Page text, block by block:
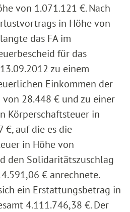
von 1.071.121 €. Nach
in Höhe von
das FA im
für das
zu einem
Einkommen der
28.448 € und zu einer
Körperschaftsteuer in
€, auf die es die
in Höhe von
den Solidaritätszuschlag
€ anrechnete.
ein Erstattungsbetrag in
4.111.746,38 €. Der